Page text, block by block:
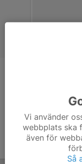
Vi använder
webbplats ska
även för
Så